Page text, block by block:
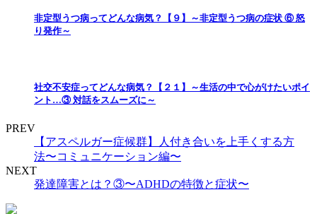
非定型うつ病ってどんな病気？【９】～非定型うつ病の症状 ⑥ 怒
り発作～
社交不安症ってどんな病気？【２１】～生活の中で心がけたいポイ
ント…③ 対話をスムーズに～
PREV
【アスペルガー症候群】人付き合いを上手くする方
法〜コミュニケーション編〜
NEXT
発達障害とは？③〜ADHDの特徴と症状〜